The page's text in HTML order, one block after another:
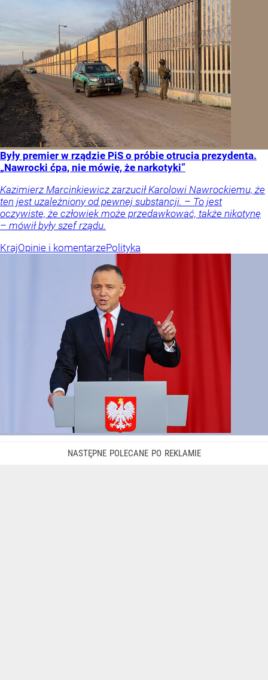
Były premier w rządzie PiS o próbie otrucia prezydenta.
„Nawrocki ćpa, nie mówię, że narkotyki”
Kazimierz Marcinkiewicz zarzucił Karolowi Nawrockiemu, że
ten jest uzależniony od pewnej substancji. – To jest
oczywiste, że człowiek może przedawkować, także nikotynę
– mówił były szef rządu.
KrajOpinie i komentarzePolityka